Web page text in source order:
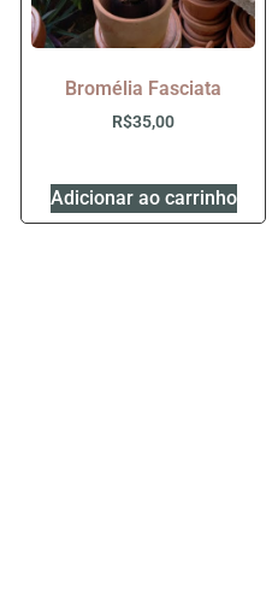
Bromélia Fasciata
R$35,00
Adicionar ao carrinho